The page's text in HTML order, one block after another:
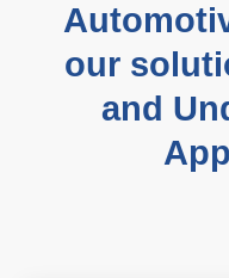
our
and